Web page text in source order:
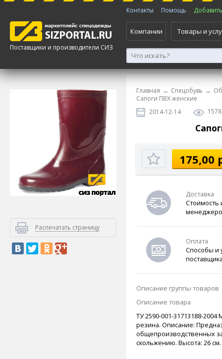
Поставщики и производители СИЗ
Контакты Помощь
Компании Товары и
Распечатать страницу
Главная → Спецобувь →
Сапоги ПВХ женские
2014-12-14
175,00
Доставка
Стоимость
Оплата
Способы и
Описание группы товаров
Описание товара
ТУ 2590-001-31713188-2004
резина. Описание:
общепроизводственных
скольжению. Высота: 26 см.